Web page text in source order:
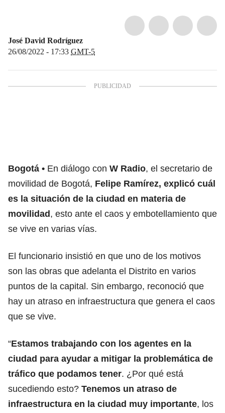
José David Rodríguez
26/08/2022 - 17:33 GMT-5
Bogotá En diálogo con W Radio, el secretario de
movilidad de Bogotá, Felipe Ramírez, explicó cuál
es la situación de la ciudad en materia de
movilidad, esto ante el caos y embotellamiento que
se vive en varias vías.
El funcionario insistió en que uno de los motivos
son las obras que adelanta el Distrito en varios
puntos de la capital. Sin embargo, reconoció que
hay un atraso en infraestructura que genera el caos
que se vive.
“Estamos trabajando con los agentes en la
ciudad para ayudar a mitigar la problemática de
tráfico que podamos tener. ¿Por qué está
sucediendo esto? Tenemos un atraso de
infraestructura en la ciudad muy importante, los